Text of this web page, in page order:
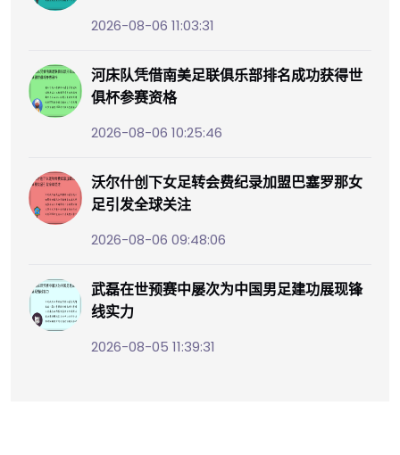
2026-08-06 11:03:31
河床队凭借南美足联俱乐部排名成功获得世
俱杯参赛资格
2026-08-06 10:25:46
沃尔什创下女足转会费纪录加盟巴塞罗那女
足引发全球关注
2026-08-06 09:48:06
武磊在世预赛中屡次为中国男足建功展现锋
线实力
2026-08-05 11:39:31